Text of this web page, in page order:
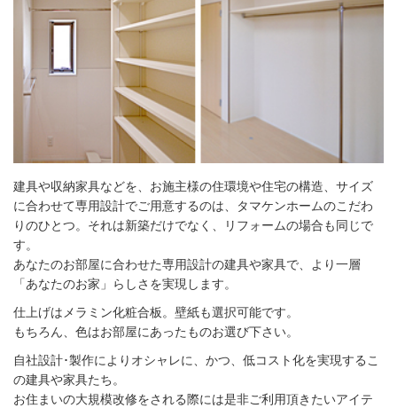
建具や収納家具などを、お施主様の住環境や住宅の構造、サイズ
に合わせて専用設計でご用意するのは、タマケンホームのこだわ
りのひとつ。それは新築だけでなく、リフォームの場合も同じで
す。
あなたのお部屋に合わせた専用設計の建具や家具で、より一層
「あなたのお家」らしさを実現します。
仕上げはメラミン化粧合板。壁紙も選択可能です。
もちろん、色はお部屋にあったものお選び下さい。
自社設計･製作によりオシャレに、かつ、低コスト化を実現するこ
の建具や家具たち。
お住まいの大規模改修をされる際には是非ご利用頂きたいアイテ